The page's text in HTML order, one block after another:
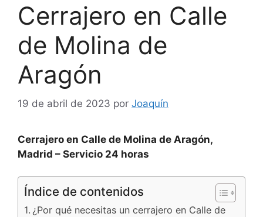
Cerrajero en Calle
de Molina de
Aragón
19 de abril de 2023 por Joaquín
Cerrajero en Calle de Molina de Aragón,
Madrid – Servicio 24 horas
Índice de contenidos
¿Por qué necesitas un cerrajero en Calle de